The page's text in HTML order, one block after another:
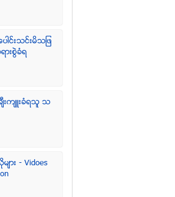
င္းသင္းမိသျဖ
ားစြဲခံရ
ခ်ီးက်ဴးခံရသူ သ
ား - Vidoes